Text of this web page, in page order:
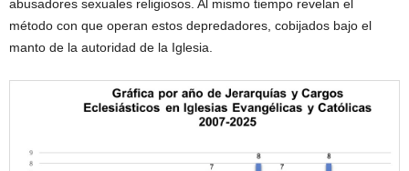
abusadores sexuales religiosos. Al mismo tiempo revelan el
método con que operan estos depredadores, cobijados bajo el
manto de la autoridad de la Iglesia.